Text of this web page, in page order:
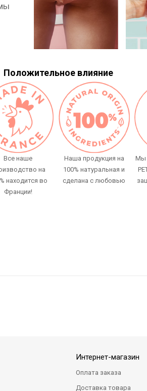
Положительное влияние
Все наше
на
находится во
Франции!
Наша продукция на
100% натуральная и
сделана с любовью
Мы
Интернет-магазин
Оплата заказа
Доставка товара